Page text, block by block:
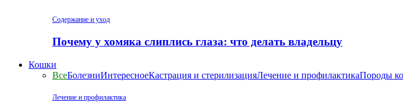
Содержание и уход
Почему у хомяка слиплись глаза: что делать владельцу
Кошки
ВсеБолезниИнтересноеКастрация и стерилизацияЛечение и профилактикаПороды
Лечение и профилактика